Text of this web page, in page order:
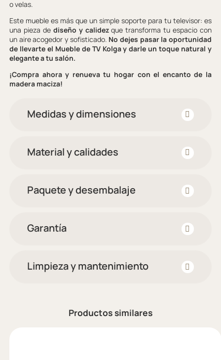
o velas.
Este mueble es más que un simple soporte para tu televisor: es
una pieza de diseño y calidezque transforma tu espacio con
un aire acogedor y sofisticado. No dejes pasar la oportunidad
de llevarte el Mueble de TV Kolga y darle un toque natural y
elegante a tu salón.
¡Compra ahora y renueva tu hogar con el encanto de la
madera maciza!
Medidas y dimensiones
Material y calidades
Paquete y desembalaje
Garantía
Limpieza y mantenimiento
Productos similares